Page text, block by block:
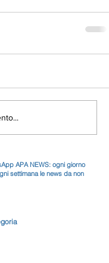
APA NEWS: ogni giorno
settimana le news da non